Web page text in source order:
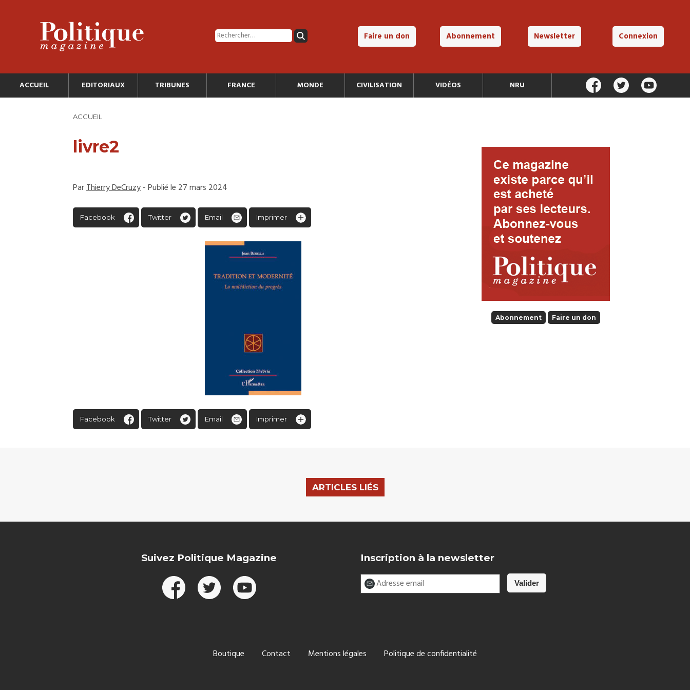
Faire un don Abonnement Newsletter Connexion
ACCUEIL EDITORIAUX TRIBUNES FRANCE MONDE CIVILISATION VIDÉOS NRU
ACCUEIL
livre2
ParThierry DeCruzy- Publié le 27 mars 2024
Facebook Twitter Email Imprimer
Facebook Twitter Email Imprimer
Abonnement Faire un don
ARTICLES LIÉS
Suivez Politique Magazine Inscription à la newsletter
Boutique Contact Mentions légales Politique de confidentialité